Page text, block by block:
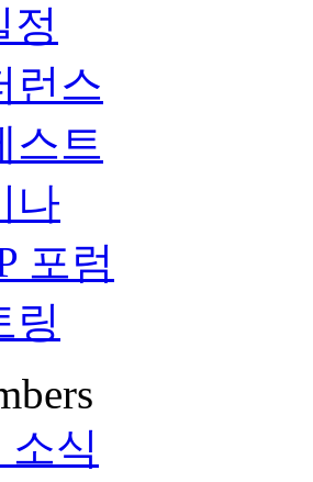
정
런스
스트
나
포럼
링
식